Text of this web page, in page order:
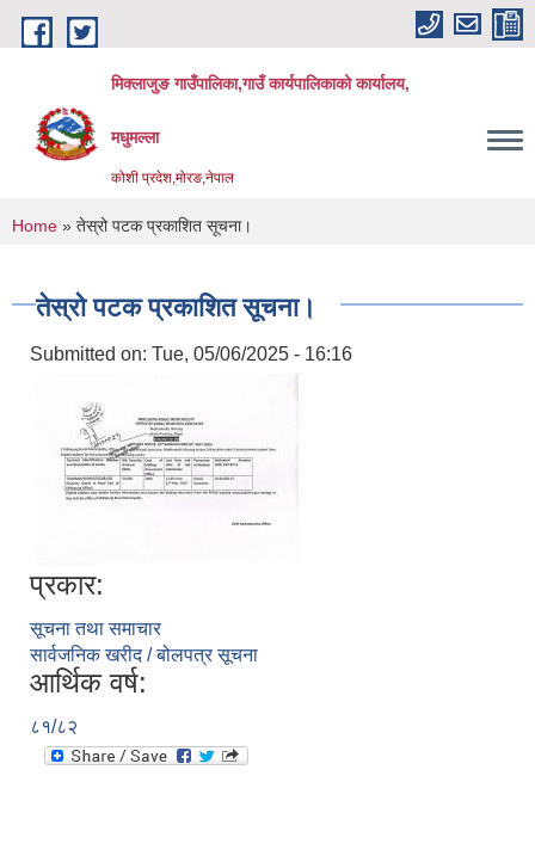
Skip to main content
मिक्लाजुङ गाउँपालिका,गाउँ कार्यपालिकाको कार्यालय,
मधुमल्ला
कोशी प्रदेश,मोरङ,नेपाल
You are here
Home » तेस्रो पटक प्रकाशित सूचना।
तेस्रो पटक प्रकाशित सूचना।
Submitted on: Tue, 05/06/2025 - 16:16
प्रकार:
सूचना तथा समाचार
सार्वजनिक खरीद / बोलपत्र सूचना
आर्थिक वर्ष:
८१/८२